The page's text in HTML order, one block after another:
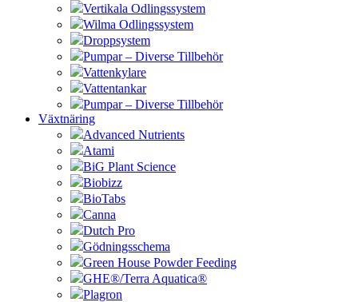
Vertikala Odlingssystem
Wilma Odlingssystem
Droppsystem
Pumpar – Diverse Tillbehör
Vattenkylare
Vattentankar
Pumpar – Diverse Tillbehör
Växtnäring
Advanced Nutrients
Atami
BiG Plant Science
Biobizz
BioTabs
Canna
Dutch Pro
Gödningsschema
Green House Powder Feeding
GHE®/Terra Aquatica®
Plagron